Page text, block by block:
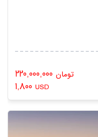
تومان
1,800 USD